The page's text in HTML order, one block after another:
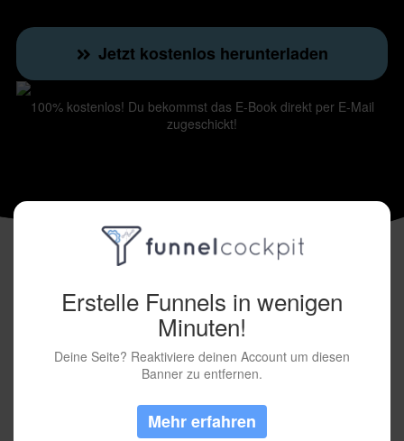
Jetzt kostenlos herunterladen
100% kostenlos! Du bekommst das E-Book direkt per E-Mail
zugeschickt!
ÜberChristian
Schweinzer
Erstelle Funnels in wenigen
Minuten!
Deine Seite? Reaktiviere deinen Account um diesen
Banner zu entfernen.
Mehr erfahren